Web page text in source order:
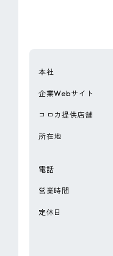
本社
企業Webサイト
コロカ提供店舗
所在地
電話
営業時間
定休日